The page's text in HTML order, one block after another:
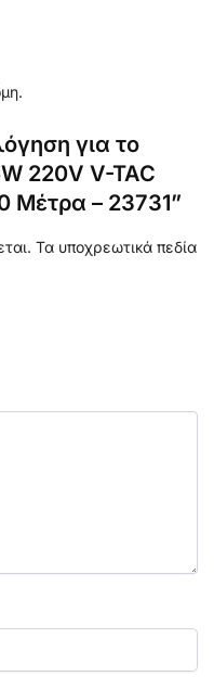
για το
220V V-TAC
Μέτρα – 23731”
Τα υποχρεωτικά πεδία